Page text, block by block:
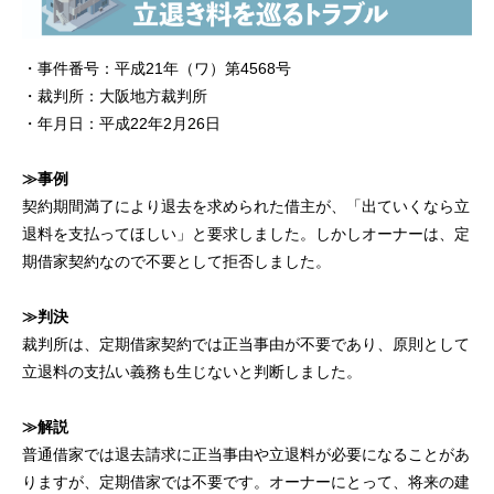
・事件番号：平成21年（ワ）第4568号
・裁判所：大阪地方裁判所
・年月日：平成22年2月26日
≫事例
契約期間満了により退去を求められた借主が、「出ていくなら立
退料を支払ってほしい」と要求しました。しかしオーナーは、定
期借家契約なので不要として拒否しました。
≫判決
裁判所は、定期借家契約では正当事由が不要であり、原則として
立退料の支払い義務も生じないと判断しました。
≫解説
普通借家では退去請求に正当事由や立退料が必要になることがあ
りますが、定期借家では不要です。オーナーにとって、将来の建